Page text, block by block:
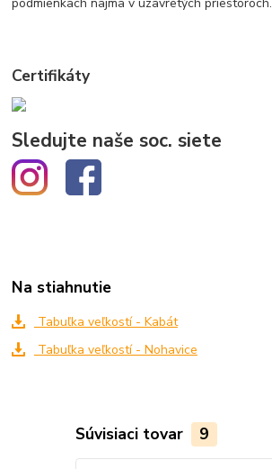
Certifikáty
Sledujte naše soc. siete
Na stiahnutie
Tabuľka veľkostí - Kabát
Tabuľka veľkostí - Nohavice
Súvisiaci tovar 9